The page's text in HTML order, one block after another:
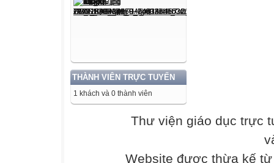
THÀNH VIÊN TRỰC TUYẾN
1 khách và 0 thành viên
Thư viện giáo dục trực
Website được thừa kế